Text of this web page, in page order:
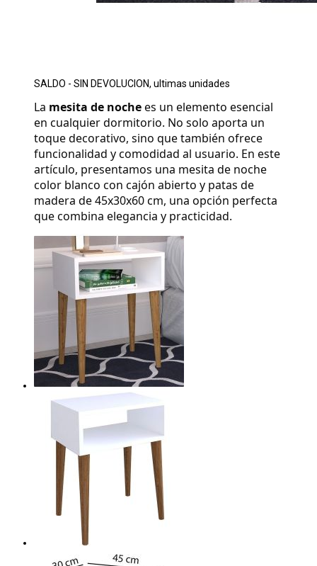
SALDO - SIN DEVOLUCION, ultimas unidades
La mesita de noche es un elemento esencial
en cualquier dormitorio. No solo aporta un
toque decorativo, sino que también ofrece
funcionalidad y comodidad al usuario. En este
artículo, presentamos una mesita de noche
color blanco con cajón abierto y patas de
madera de 45x30x60 cm, una opción perfecta
que combina elegancia y practicidad.